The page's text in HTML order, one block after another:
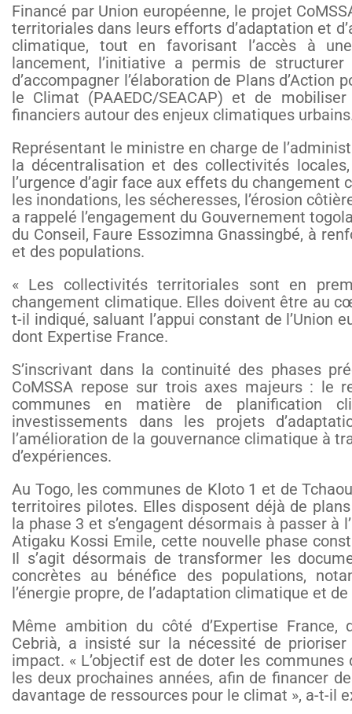
Financé par Union européenne, le projet
territoriales dans leurs efforts d’adaptation et
climatique, tout en favorisant l’accès à
lancement, l’initiative a permis de
d’accompagner l’élaboration de Plans d’Action
le Climat (PAAEDC/SEACAP) et de
financiers autour des enjeux climatiques
Représentant le ministre en charge de
la décentralisation et des collectivités
l’urgence d’agir face aux effets du
les inondations, les sécheresses, l’érosion
a rappelé l’engagement du Gouvernement
du Conseil, Faure Essozimna Gnassingbé, à
et des populations.
« Les collectivités territoriales sont en
changement climatique. Elles doivent être au
t-il indiqué, saluant l’appui constant de l’Union
dont Expertise France.
S’inscrivant dans la continuité des phases
CoMSSA repose sur trois axes majeurs : le
communes en matière de planification
investissements dans les projets
l’amélioration de la gouvernance climatique à
d’expériences.
Au Togo, les communes de Kloto 1 et de
territoires pilotes. Elles disposent déjà de
la phase 3 et s’engagent désormais à passer à
Atigaku Kossi Emile, cette nouvelle phase
Il s’agit désormais de transformer les
concrètes au bénéfice des populations,
l’énergie propre, de l’adaptation climatique et
Même ambition du côté d’Expertise
Cebrià, a insisté sur la nécessité de
impact. « L’objectif est de doter les communes
les deux prochaines années, afin de financer
davantage de ressources pour le climat », a-t-il